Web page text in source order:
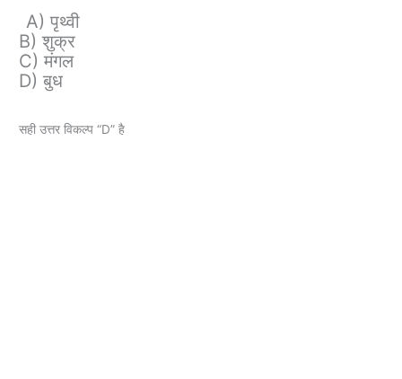
A) पृथ्वी
B) शुक्र
C) मंगल
D) बुध
सही उत्तर विकल्प “D” है